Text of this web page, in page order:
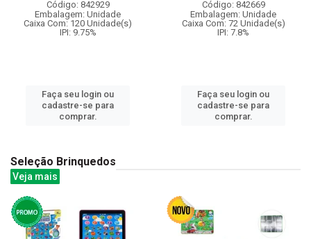
Código: 842929
Embalagem: Unidade
Caixa Com: 120 Unidade(s)
IPI: 9.75%
Faça seu login ou
cadastre-se para
comprar.
Código: 842669
Embalagem: Unidade
Caixa Com: 72 Unidade(s)
IPI: 7.8%
Faça seu login ou
cadastre-se para
comprar.
Seleção Brinquedos
Veja mais